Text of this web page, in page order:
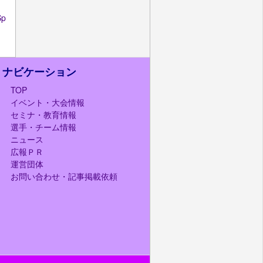
ナビケーション
TOP
イベント・大会情報
セミナ・教育情報
選手・チーム情報
ニュース
広報ＰＲ
運営団体
お問い合わせ・記事掲載依頼